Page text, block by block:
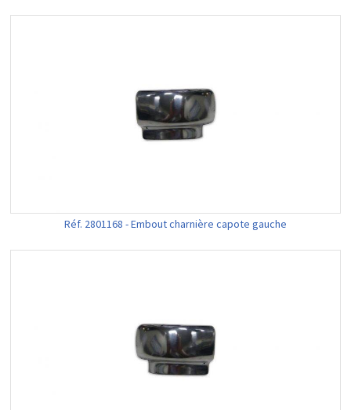
Réf. 2801168 - Embout charnière capote gauche